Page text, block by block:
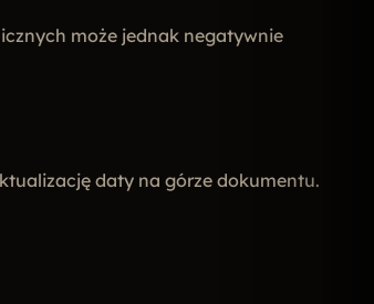
może jednak negatywnie
daty na górze dokumentu.